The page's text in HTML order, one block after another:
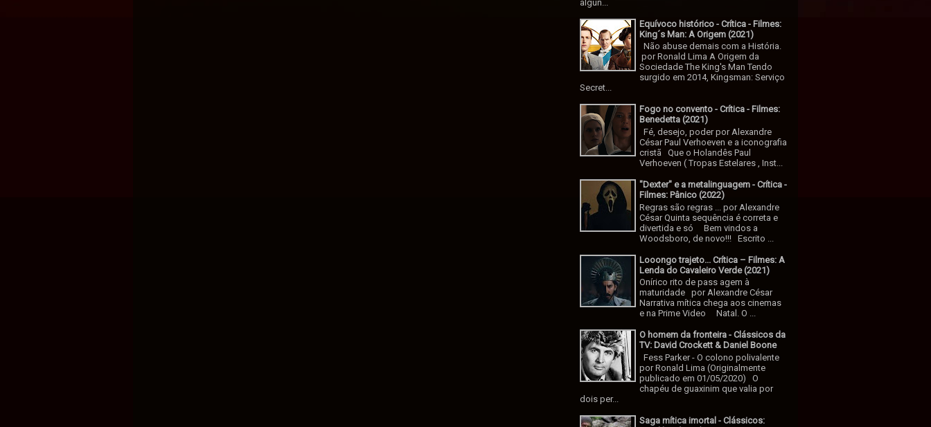
algun...
Equívoco histórico - Crítica - Filmes:
King´s Man: A Origem (2021)
Não abuse demais com a História.
por Ronald Lima A Origem da
Sociedade The King's Man Tendo
surgido em 2014, Kingsman: Serviço
Secret...
Fogo no convento - Crítica - Filmes:
Benedetta (2021)
Fé, desejo, poder por Alexandre
César Paul Verhoeven e a iconografia
cristã Que o Holandês Paul
Verhoeven ( Tropas Estelares , Inst...
"Dexter" e a metalinguagem - Crítica -
Filmes: Pânico (2022)
Regras são regras ... por Alexandre
César Quinta sequência é correta e
divertida e só Bem vindos a
Woodsboro, de novo!!! Escrito ...
Looongo trajeto... Crítica – Filmes: A
Lenda do Cavaleiro Verde (2021)
Onírico rito de pass agem à
maturidade por Alexandre César
Narrativa mítica chega aos cinemas
e na Prime Video Natal. O ...
O homem da fronteira - Clássicos da
TV: David Crockett & Daniel Boone
Fess Parker - O colono polivalente
por Ronald Lima (Originalmente
publicado em 01/05/2020) O
chapéu de guaxinim que valia por
dois per...
Saga mítica imortal - Clássicos: